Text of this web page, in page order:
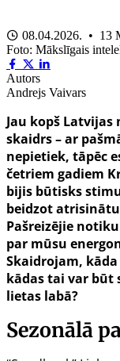
08.04.2026. • 13
Foto: Mākslīgais
Autors
Andrejs Vaivars
Jau kopš
skaidrs – ar
nepietiek, tāpēc
četriem gadiem
bijis būtisks
beidzot
Pašreizējie
par mūsu
Skaidrojam,
kādas tai var būt
lietas labā?
Sezonālā